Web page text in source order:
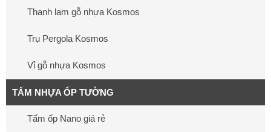
Thanh lam gỗ nhựa Kosmos
Trụ Pergola Kosmos
Vỉ gỗ nhựa Kosmos
TẤM NHỰA ỐP TƯỜNG
Tấm ốp Nano giá rẻ